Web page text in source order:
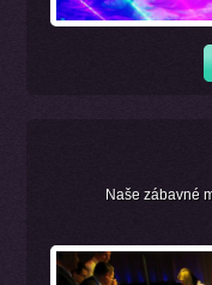
Naše zábavné